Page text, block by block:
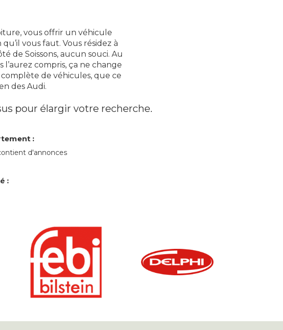
vous offrir un véhicule
vous faut. Vous résidez à
de Soissons, aucun souci. Au
compris, ça ne change
de véhicules, que ce
des Audi.
pour élargir votre recherche.
:
d'annonces
: